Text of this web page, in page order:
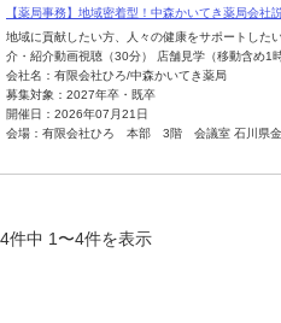
【薬局事務】地域密着型！中森かいてき薬局会社
地域に貢献したい方、人々の健康をサポートした
介・紹介動画視聴（30分） 店舗見学（移動含め1時
会社名：有限会社ひろ/中森かいてき薬局
募集対象：2027年卒・既卒
開催日：2026年07月21日
会場：有限会社ひろ 本部 3階 会議室 石川県
4件中 1〜4件を表示